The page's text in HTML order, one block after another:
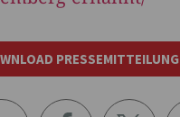
PRESSEMITTEILUNG